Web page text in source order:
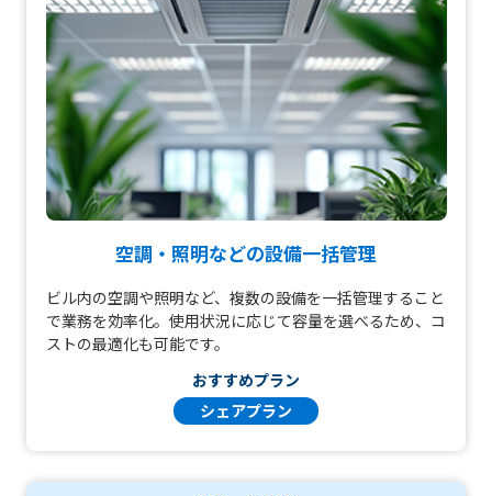
空調・照明などの設備一括管理
ビル内の空調や照明など、複数の設備を一括管理すること
で業務を効率化。使用状況に応じて容量を選べるため、コ
ストの最適化も可能です。
おすすめプラン
シェアプラン